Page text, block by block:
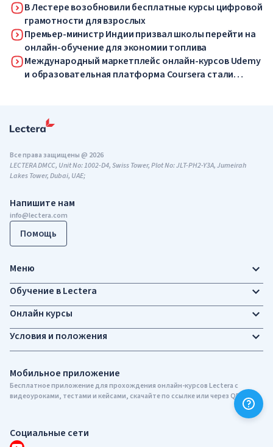
В Лестере возобновили бесплатные курсы цифровой
грамотности для взрослых
Премьер-министр Индии призвал школы перейти на
онлайн-обучение для экономии топлива
Международный маркетплейс онлайн-курсов Udemy
и образовательная платформа Coursera стали
Напишите нам
info@lectera.com
Помощь
Мобильное приложение
Бесплатное приложение для прохождения онлайн-курсов Lectera c
видеоуроками, тестами и кейсами, скачайте по ссылке или через QR-код
Социальные сети
Все права защищены @ 2026
LECTERA DMCC, Unit No: 1002-D4, Swiss Tower, Plot No: JLT-PH2-Y3A, Jumeirah
Lakes Tower, Dubai, UAE;
Меню
Обучение в Lectera
Онлайн курсы
Условия и положения